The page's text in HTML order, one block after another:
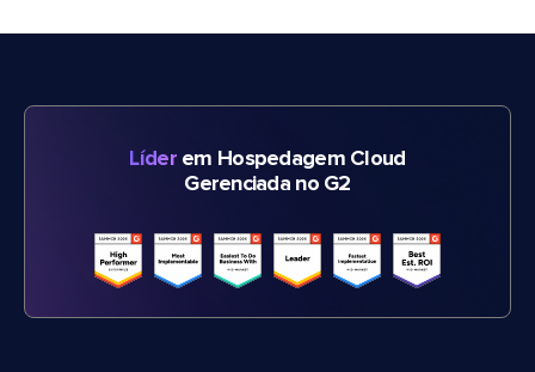
Líderem Hospedagem Cloud
Gerenciada no G2